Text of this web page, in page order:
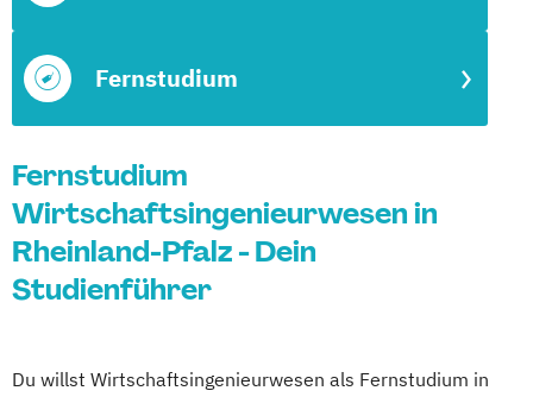
Fernstudium
Fernstudium
Wirtschaftsingenieurwesen in
Rheinland-Pfalz - Dein
Studienführer
Du willst Wirtschaftsingenieurwesen als Fernstudium in